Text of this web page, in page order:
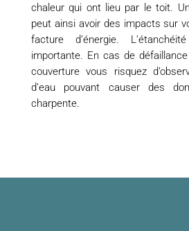
chaleur qui ont lieu par le toit.
peut ainsi avoir des impacts sur
facture d’énergie.
importante. En cas de
couverture vous risquez
d’eau pouvant causer des
charpente.